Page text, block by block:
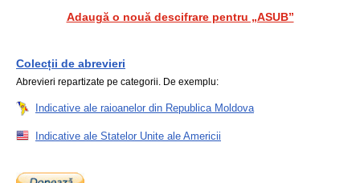
Adaugă o nouă descifrare pentru „ASUB”
Colecții de abrevieri
Abrevieri repartizate pe categorii. De exemplu:
Indicative ale raioanelor din Republica Moldova
Indicative ale Statelor Unite ale Americii